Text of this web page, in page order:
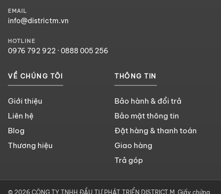
EMAIL
info@districtm.vn
HOTLINE
0976 792 922 · 0888 005 256
VỀ CHÚNG TÔI
Giới thiệu
Liên hệ
Blog
Thương hiệu
THÔNG TIN
Bảo hành & đổi trả
Bảo mật thông tin
Đặt hàng & thanh toán
Giao hàng
Trả góp
© 2026 CÔNG TY TNHH ĐẦU TƯ PHÁT TRIỂN DISTRICT M. Giấy chứng